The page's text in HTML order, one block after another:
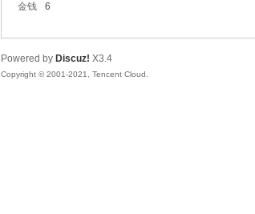
金钱
6
Powered by Discuz! X3.4
Copyright © 2001-2021, Tencent Cloud.